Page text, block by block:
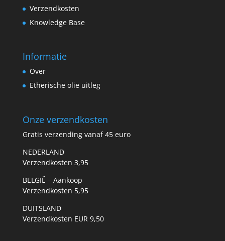
Verzendkosten
Knowledge Base
Informatie
Over
Etherische olie uitleg
Onze verzendkosten
Gratis verzending vanaf 45 euro
NEDERLAND
Verzendkosten 3,95
BELGIË – Aankoop
Verzendkosten 5,95
DUITSLAND
Verzendkosten EUR 9,50